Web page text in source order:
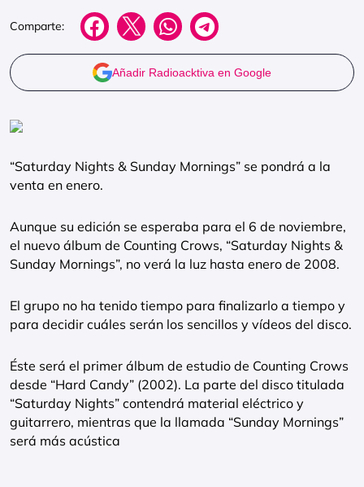
Comparte:
Añadir Radioacktiva en Google
“Saturday Nights & Sunday Mornings” se pondrá a la
venta en enero.
Aunque su edición se esperaba para el 6 de noviembre,
el nuevo álbum de Counting Crows, “Saturday Nights &
Sunday Mornings”, no verá la luz hasta enero de 2008.
El grupo no ha tenido tiempo para finalizarlo a tiempo y
para decidir cuáles serán los sencillos y vídeos del disco.
Éste será el primer álbum de estudio de Counting Crows
desde “Hard Candy” (2002). La parte del disco titulada
“Saturday Nights” contendrá material eléctrico y
guitarrero, mientras que la llamada “Sunday Mornings”
será más acústica